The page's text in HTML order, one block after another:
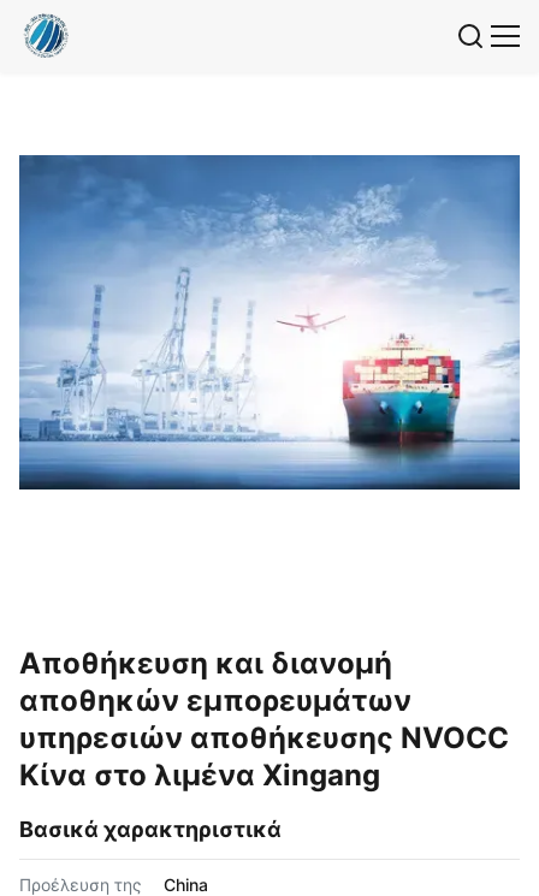
Αποθήκευση και διανομή
αποθηκών εμπορευμάτων
υπηρεσιών αποθήκευσης NVOCC
Κίνα στο λιμένα Xingang
Βασικά χαρακτηριστικά
Προέλευση της
China